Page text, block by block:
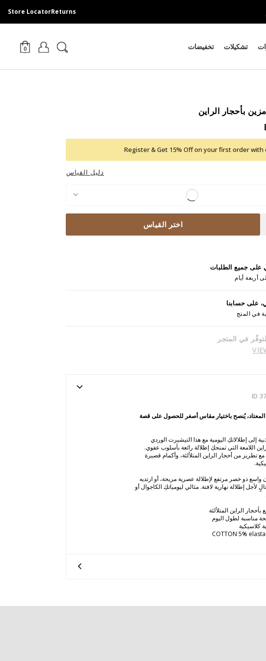
Returns
Store Locator
تشكيلات تخفيضات 0
بأحجار الراين
Register & Get 15% Off on your first order with
دليل القياس
اختر القياس
على جميع الطلبات
أربعة أيام
على حسابنا
في المتج
في المتجر
ID
يُنصح باختيار مقاس أصغر للحصول على قصة
إلى إطلالاتكِ اليومية مع هذا التيشيرت الوردي
اللامعة التي تمنحكِ إطلالة رائعة بأسلوب عفوي.
تطريز من أحجار الراين المتلألئة، وأكمام قصيرة
واسع ذو خصر مرتفع لإطلالة عصرية مريحة، أو ارتديه
لأجل إطلالة نهارية لافتة. مثالي ليومياتكِ الكاجوال أو
بأحجار الراين المتلألئة
مناسبة لطول اليوم
كلاسيكية